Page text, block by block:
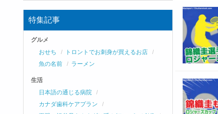
特集記事
グルメ
おせち
トロントでお刺身が買えるお店
魚の名前
ラーメン
生活
日本語の通じる病院
カナダ歯科ケアプラン